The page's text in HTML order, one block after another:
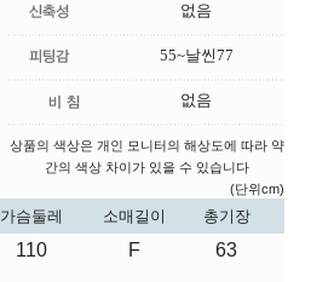
없음
55~날씬77
없음
상품의 색상은 개인 모니터의 해상도에 따라 약
간의 색상 차이가 있을 수 있습니다
(단위cm)
가슴둘레 소매길이
총기장
110 F 63